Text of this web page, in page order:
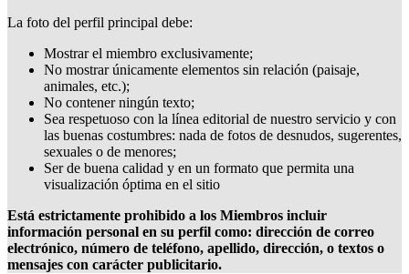
La foto del perfil principal debe:
Mostrar el miembro exclusivamente;
No mostrar únicamente elementos sin relación (paisaje,
animales, etc.);
No contener ningún texto;
Sea respetuoso con la línea editorial de nuestro servicio y con
las buenas costumbres: nada de fotos de desnudos, sugerentes,
sexuales o de menores;
Ser de buena calidad y en un formato que permita una
visualización óptima en el sitio
Está estrictamente prohibido a los Miembros incluir
información personal en su perfil como: dirección de correo
electrónico, número de teléfono, apellido, dirección, o textos o
mensajes con carácter publicitario.